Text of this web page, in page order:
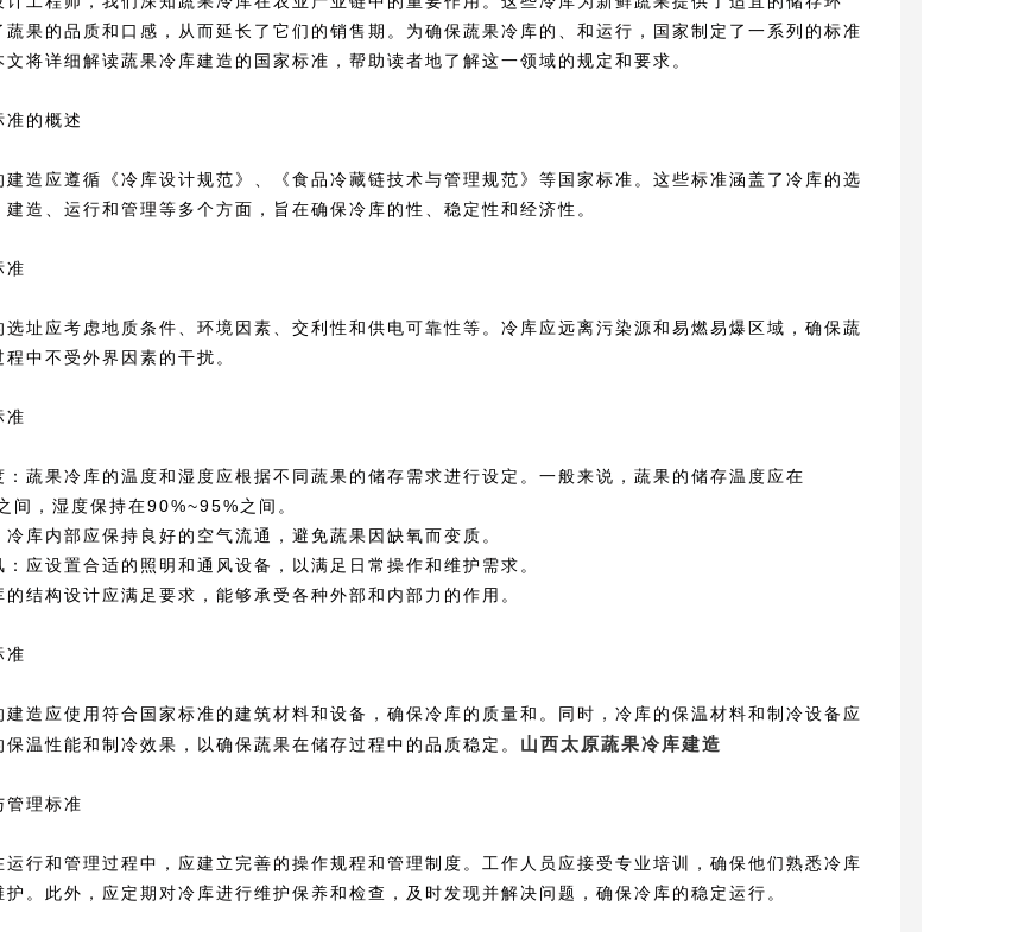
蔬果的品质和口感，从而延长了它们的销售期。为确保蔬果冷库的、和运行，国家制定了一系列的标准
文将详细解读蔬果冷库建造的国家标准，帮助读者地了解这一领域的规定和要求。
准的概述
建造应遵循《冷库设计规范》、《食品冷藏链技术与管理规范》等国家标准。这些标准涵盖了冷库的选
建造、运行和管理等多个方面，旨在确保冷库的性、稳定性和经济性。
准
选址应考虑地质条件、环境因素、交利性和供电可靠性等。冷库应远离污染源和易燃易爆区域，确保蔬
中不受外界因素的干扰。
准
：蔬果冷库的温度和湿度应根据不同蔬果的储存需求进行设定。一般来说，蔬果的储存温度应在
，湿度保持在90%~95%之间。
冷库内部应保持良好的空气流通，避免蔬果因缺氧而变质。
：应设置合适的照明和通风设备，以满足日常操作和维护需求。
的结构设计应满足要求，能够承受各种外部和内部力的作用。
准
建造应使用符合国家标准的建筑材料和设备，确保冷库的质量和。同时，冷库的保温材料和制冷设备应
保温性能和制冷效果，以确保蔬果在储存过程中的品质稳定。 山西太原蔬果冷库建造
管理标准
运行和管理过程中，应建立完善的操作规程和管理制度。工作人员应接受专业培训，确保他们熟悉冷库
护。此外，应定期对冷库进行维护保养和检查，及时发现并解决问题，确保冷库的稳定运行。